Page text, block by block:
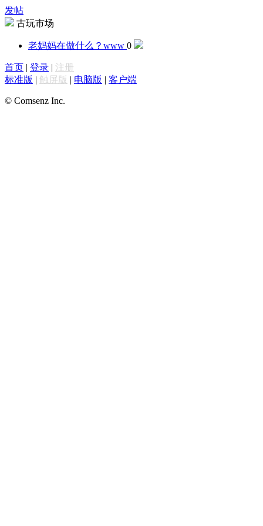
发帖
古玩市场
老妈妈在做什么？ www 0
首页 | 登录 | 注册
标准版 | 触屏版 | 电脑版 | 客户端
© Comsenz Inc.